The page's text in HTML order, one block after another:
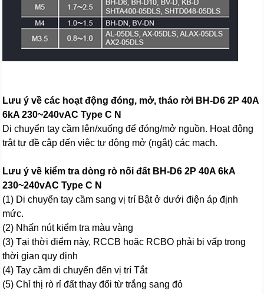
Lưu ý về các hoạt động đóng, mở, tháo rời BH-D6 2P 40A
6kA 230~240vAC Type C N
Di chuyển tay cầm lên/xuống để đóng/mở nguồn. Hoạt động
trật tự đề cập đến việc tự động mở (ngắt) các mạch.
Lưu ý về kiểm tra dòng rò nối đất BH-D6 2P 40A 6kA
230~240vAC Type C N
(1) Di chuyển tay cầm sang vị trí Bật ở dưới điện áp định
mức.
(2) Nhấn nút kiểm tra màu vàng
(3) Tại thời điểm này, RCCB hoặc RCBO phải bị vấp trong
thời gian quy định
(4) Tay cầm di chuyển đến vị trí Tắt
(5) Chỉ thị rò rỉ đất thay đổi từ trắng sang đỏ